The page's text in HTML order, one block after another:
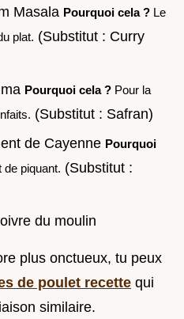
Masala Pourquoi cela ? Le
plat. (Substitut : Curry
Pourquoi cela ? Pour la
(Substitut : Safran)
de Cayenne Pourquoi
de piquant. (Substitut :
du moulin
plus onctueux, tu peux
de poulet recette qui
similaire.